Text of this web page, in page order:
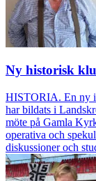
Ny historisk
HISTORIA. En ny
har bildats i
möte på Gamla
operativa och
diskussioner och